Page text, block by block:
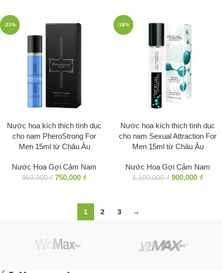
-21%
Nước hoa kích thích tình dục
cho nam PheroStrong For
Men 15ml từ Châu Âu
Nước Hoa Gợi Cảm Nam
950,000₫ 750,000 ₫
-18%
Nước hoa kích thích tình dục
cho nam Sexual Attraction For
Men 15ml từ Châu Âu
Nước Hoa Gợi Cảm Nam
1,100,000₫ 900,000 ₫
1 2 3 →